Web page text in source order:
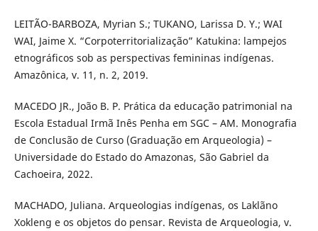
LEITÃO-BARBOZA, Myrian S.; TUKANO, Larissa D. Y.; WAI
WAI, Jaime X. “Corpoterritorialização” Katukina: lampejos
etnográficos sob as perspectivas femininas indígenas.
Amazônica, v. 11, n. 2, 2019.
MACEDO JR., João B. P. Prática da educação patrimonial na
Escola Estadual Irmã Inês Penha em SGC – AM. Monografia
de Conclusão de Curso (Graduação em Arqueologia) –
Universidade do Estado do Amazonas, São Gabriel da
Cachoeira, 2022.
MACHADO, Juliana. Arqueologias indígenas, os Laklãno
Xokleng e os objetos do pensar. Revista de Arqueologia, v.